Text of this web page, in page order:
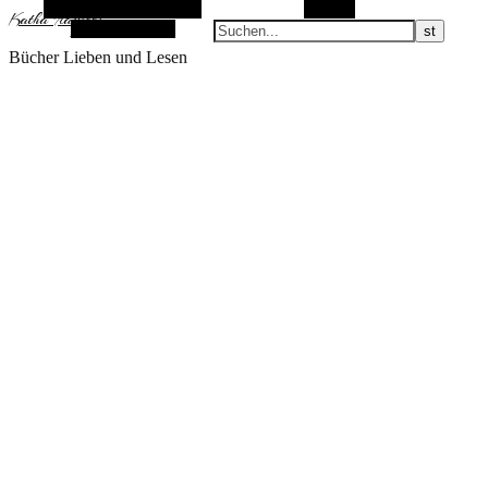
KathaFlauschi
Bücher Lieben und Lesen
Zufallsauswahl